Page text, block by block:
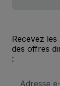
Recevez
des offres
: